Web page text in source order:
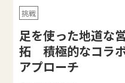
挑戦
足を使った地道な
拓 積極的なコラ
アプローチ